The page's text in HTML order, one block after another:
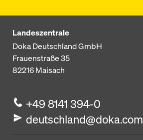
Landeszentrale
Doka Deutschland GmbH
Frauenstraße 35
82216Maisach
+49 8141 394-0
deutschland@doka.com